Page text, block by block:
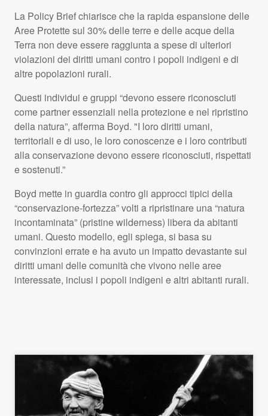
La Policy Brief chiarisce che la rapida espansione delle
Aree Protette sul 30% delle terre e delle acque della
Terra non deve essere raggiunta a spese di ulteriori
violazioni dei diritti umani contro i popoli indigeni e di
altre popolazioni rurali.
Questi individui e gruppi “devono essere riconosciuti
come partner essenziali nella protezione e nel ripristino
della natura”, afferma Boyd. "I loro diritti umani,
territoriali e di uso, le loro conoscenze e i loro contributi
alla conservazione devono essere riconosciuti, rispettati
e sostenuti.”
Boyd mette in guardia contro gli approcci tipici della
“conservazione-fortezza” volti a ripristinare una “natura
incontaminata” (pristine wilderness) libera da abitanti
umani. Questo modello, egli spiega, si basa su
convinzioni errate e ha avuto un impatto devastante sui
diritti umani delle comunità che vivono nelle aree
interessate, inclusi i popoli indigeni e altri abitanti rurali.